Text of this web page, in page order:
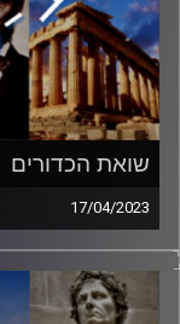
שואת הכדורים
17/04/2023
לאחר פלישתה של
במבצע ברברוסה,
בשטחי ברית